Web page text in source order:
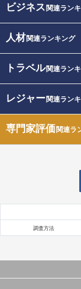
ビジネス 関連ラン
人材関連ランキング
トラベル関連ラン
レジャー関連ラン
専門家評価関連ラ
調査方法